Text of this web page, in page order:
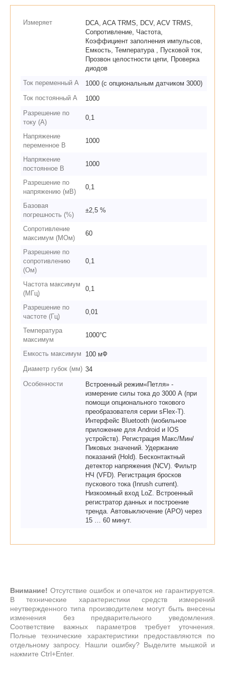
Измеряет
DCA, ACA TRMS, DCV, ACV TRMS,
Сопротивление, Частота,
Коэффициент заполнения импульсов,
Емкость, Температура , Пусковой ток,
Прозвон целостности цепи, Проверка
диодов
Ток переменный А
1000 (с опциональным датчиком 3000)
Ток постоянный А
1000
Разрешение по
току (А)
0,1
Напряжение
переменное В
1000
Напряжение
постоянное В
1000
Разрешение по
напряжению (мВ)
0,1
Базовая
погрешность (%)
±2,5 %
Сопротивление
максимум (МОм)
60
Разрешение по
сопротивлению
(Ом)
0,1
Частота максимум
(МГц)
0,1
Разрешение по
частоте (Гц)
0,01
Температура
максимум
1000°С
Емкость максимум
100 мФ
Диаметр губок (мм) 34
Особенности
Встроенный режим«Петля» -
измерение силы тока до 3000 А (при
помощи опционального токового
преобразователя серии sFlex-T).
Интерфейс Bluetooth (мобильное
приложение для Android и IOS
устройств). Регистрация Макс/Мин/
Пиковых значений. Удержание
показаний (Hold). Бесконтактный
детектор напряжения (NCV). Фильтр
НЧ (VFD). Регистрация бросков
пускового тока (Inrush current).
Низкоомный вход LoZ. Встроенный
регистратор данных и построение
тренда. Автовыключение (АРО) через
15 … 60 минут.
Внимание! Отсутствие ошибок и опечаток не гарантируется.
В технические характеристики средств измерений
неутвержденного типа производителем могут быть внесены
изменения без предварительного уведомления.
Соответствие важных параметров требует уточнения.
Полные технические характеристики предоставляются по
отдельному запросу. Нашли ошибку? Выделите мышкой и
нажмите Ctrl+Enter.